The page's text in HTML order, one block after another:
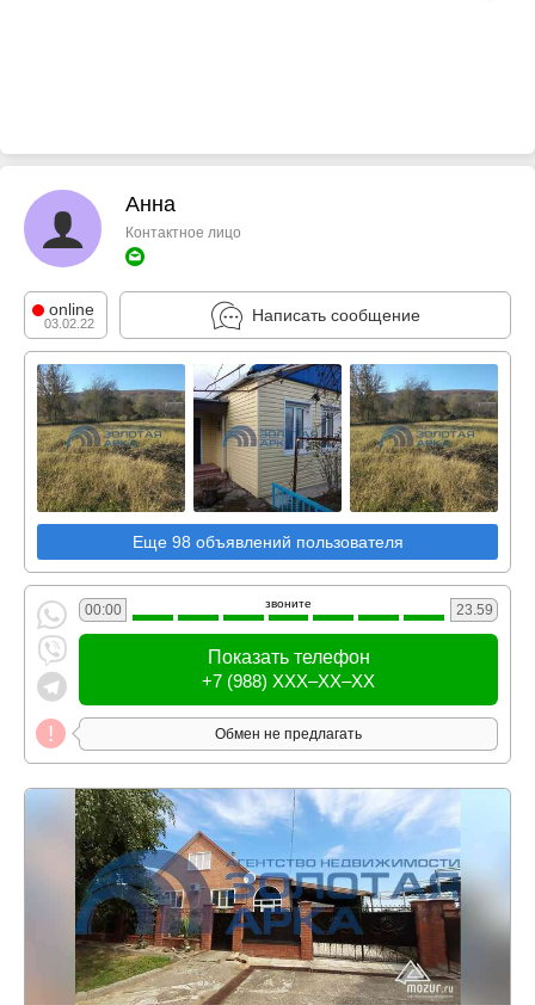
Анна
Контактное лицо
online
03.02.22 Написать сообщение
Еще 98 объявлений пользователя
00:00 звоните 23.59
Показать телефон
+7 (988) XXX–XX–XX
Обмен не предлагать